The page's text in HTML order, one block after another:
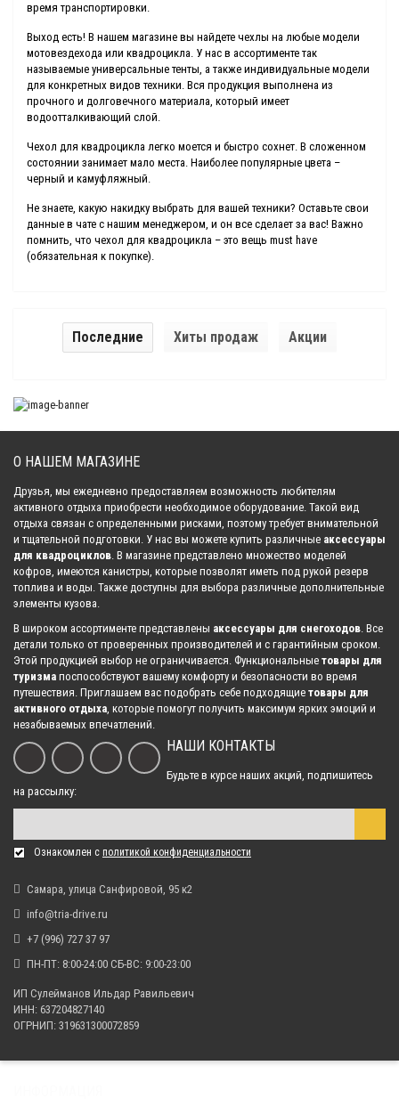
время транспортировки.
Выход есть! В нашем магазине вы найдете чехлы на любые модели
мотовездехода или квадроцикла. У нас в ассортименте так
называемые универсальные тенты, а также индивидуальные модели
для конкретных видов техники. Вся продукция выполнена из
прочного и долговечного материала, который имеет
водоотталкивающий слой.
Чехол для квадроцикла легко моется и быстро сохнет. В сложенном
состоянии занимает мало места. Наиболее популярные цвета –
черный и камуфляжный.
Не знаете, какую накидку выбрать для вашей техники? Оставьте свои
данные в чате с нашим менеджером, и он все сделает за вас! Важно
помнить, что чехол для квадроцикла – это вещь must have
(обязательная к покупке).
Последние Хиты продаж Акции
О НАШЕМ МАГАЗИНЕ
Друзья, мы ежедневно предоставляем возможность любителям
активного отдыха приобрести необходимое оборудование. Такой вид
отдыха связан с определенными рисками, поэтому требует внимательной
и тщательной подготовки. У нас вы можете купить различные аксессуары
для квадроциклов. В магазине представлено множество моделей
кофров, имеются канистры, которые позволят иметь под рукой резерв
топлива и воды. Также доступны для выбора различные дополнительные
элементы кузова.
В широком ассортименте представлены аксессуары для снегоходов. Все
детали только от проверенных производителей и с гарантийным сроком.
Этой продукцией выбор не ограничивается. Функциональные товары для
туризма поспособствуют вашему комфорту и безопасности во время
путешествия. Приглашаем вас подобрать себе подходящие товары для
активного отдыха, которые помогут получить максимум ярких эмоций и
незабываемых впечатлений.
НАШИ КОНТАКТЫ
Будьте в курсе наших акций, подпишитесь
на рассылку:
Ознакомлен с политикой конфиденциальности
Самара, улица Санфировой, 95 к2
info@tria-drive.ru
+7 (996) 727 37 97
ПН-ПТ: 8:00-24:00 СБ-ВС: 9:00-23:00
ИП Сулейманов Ильдар Равильевич
ИНН: 637204827140
ОГРНИП: 319631300072859